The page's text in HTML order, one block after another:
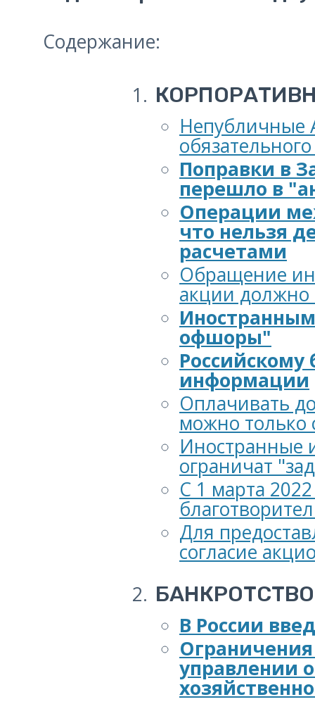
Содержание:
Непубличные
Поправки в
перешло в
Операции
что нельзя
расчетами
Обращение
акции должно
офшоры"
информации
Оплачивать
можно только
Иностранные
ограничат
С 1 марта
Для
согласие
БАНКРОТСТВО
В России
управлении